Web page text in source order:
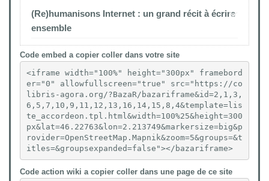
Code embed a copier coller dans votre site
<iframe width="100%" height="300px" framebord
er="0" allowfullscreen="true" src="https://co
libris-agora.org/?BazaR/bazariframe&id=2,1,3,
6,5,7,10,9,11,12,13,16,14,15,8,4&template=lis
te_accordeon.tpl.html&width=100%25&height=300
px&lat=46.22763&lon=2.213749&markersize=big&p
rovider=OpenStreetMap.Mapnik&zoom=5&groups=&t
itles=&groupsexpanded=false"></bazariframe>
Code action wiki a copier coller dans une page de ce site